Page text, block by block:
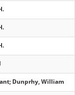
Dunprhy, William